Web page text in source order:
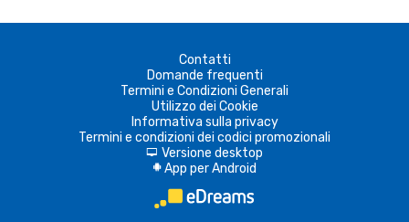
Contatti
Domande frequenti
Termini e Condizioni Generali
Utilizzo dei Cookie
Informativa sulla privacy
Termini e condizioni dei codici promozionali
d Versione desktop
A App per Android